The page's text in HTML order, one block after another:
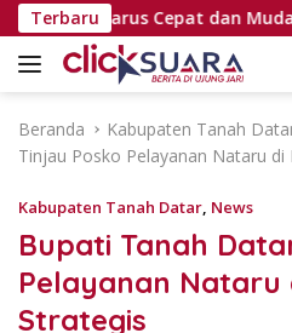
a
Terbaru
Harus Cepat dan Mudah
Beranda Kabupaten Tanah
Tinjau Posko Pelayanan Nataru di
Kabupaten Tanah Datar, News
Bupati Tanah
Pelayanan Nataru
Strategis